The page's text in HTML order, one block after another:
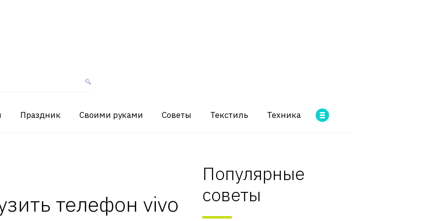
Праздник Своими руками Советы Текстиль Техника
телефон vivo
Популярные
советы